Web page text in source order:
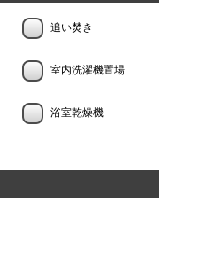
追い焚き
室内洗濯機置場
浴室乾燥機